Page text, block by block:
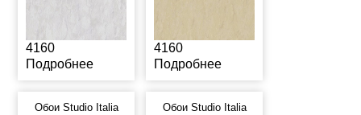
4160
Подробнее
4160
Подробнее
Обои Studio Italia
Обои Studio Italia